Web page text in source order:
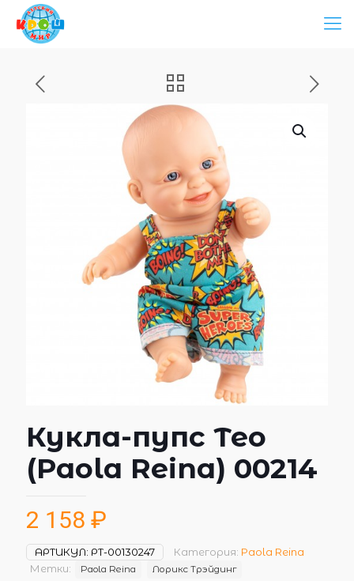
Кукла-пупс Тео
(Paola Reina) 00214
2 158 ₽
АРТИКУЛ: РТ-00130247 Категория: Paola Reina
Метки:
Paola Reina Лорикс Трэйдинг